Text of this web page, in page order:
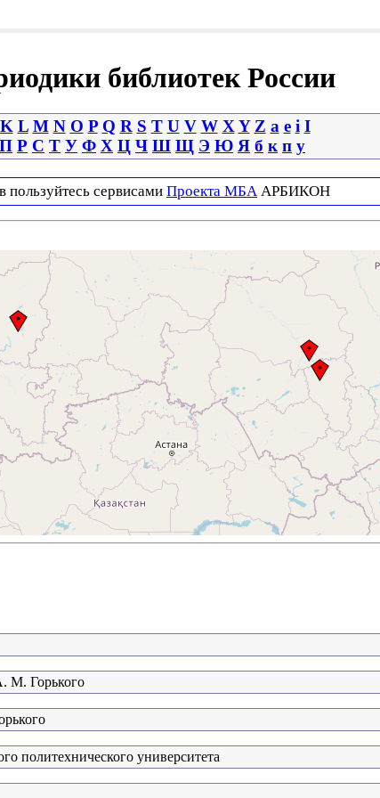
библиотек России
K L M N O P Q R S T U V W X Y Z a e i І
П Р С Т У Ф Х Ц Ч Ш Щ Э Ю Я б к п у
пользуйтесь сервисами Проекта МБА АРБИКОН
М. Горького
политехнического университета